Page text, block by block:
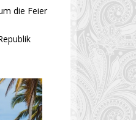
die Feier